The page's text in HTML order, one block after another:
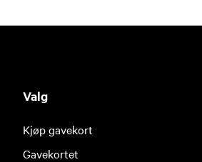
Valg
Kjøp gavekort
Gavekortet